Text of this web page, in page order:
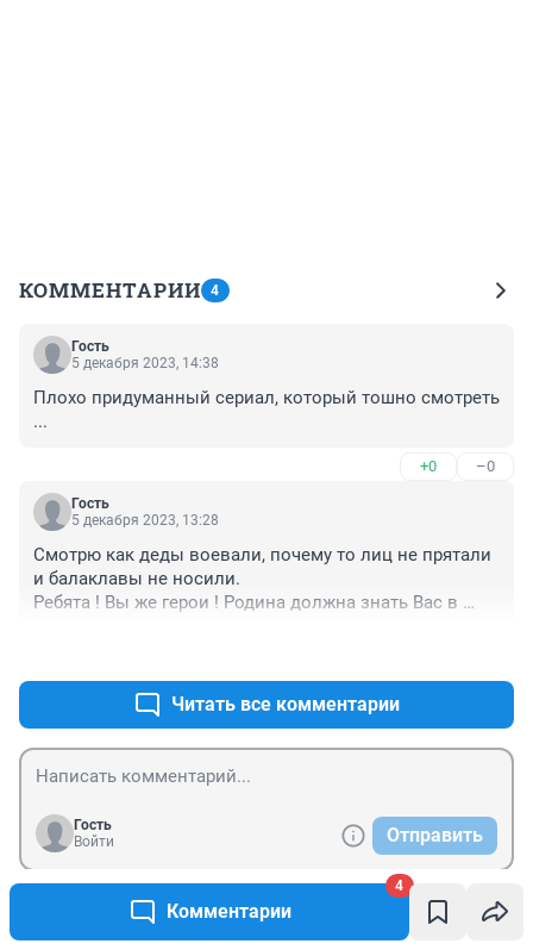
Комментарии
4
КОММЕНТАРИИ 4
Гость
5 декабря 2023, 14:38
Плохо придуманный сериал, который тошно смотреть
...
+0 –0
Гость
5 декабря 2023, 13:28
Смотрю как деды воевали, почему то лиц не прятали
и балаклавы не носили.
Ребята ! Вы же герои ! Родина должна знать Вас в
Читать все комментарии
Гость
Войти
Отправить
Новости СМИ2